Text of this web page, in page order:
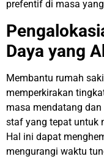
prefentif di masa
Daya yang
Membantu rumah
memperkirakan
masa mendatang
staf yang tepat untuk
Hal ini dapat
mengurangi waktu